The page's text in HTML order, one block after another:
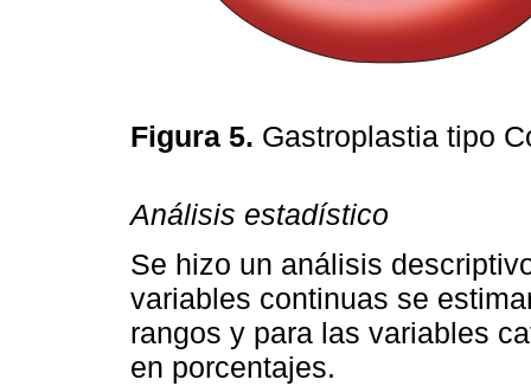
Figura 5. Gastroplastia tipo
Análisis estadístico
Se hizo un análisis
variables continuas se
rangos y para las variables
en porcentajes.